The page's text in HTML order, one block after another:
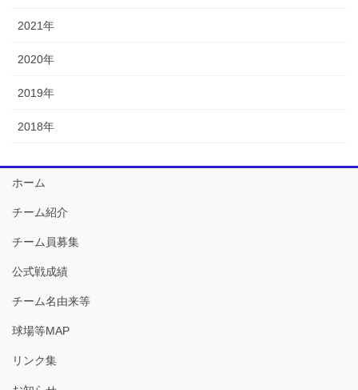
2021年
2020年
2019年
2018年
ホーム
チーム紹介
チーム員募集
公式戦成績
チーム名由来等
球場等MAP
リンク集